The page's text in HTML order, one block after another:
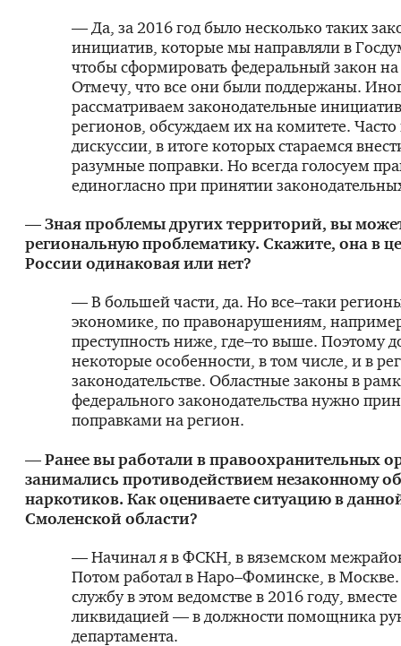
— Да, за 2016 год было несколько таких
инициатив, которые мы направляли в
чтобы сформировать федеральный закон на
Отмечу, что все они были поддержаны.
рассматриваем законодательные
регионов, обсуждаем их на комитете.
дискуссии, в итоге которых стараемся
разумные поправки. Но всегда голосуем
единогласно при принятии
— Зная проблемы других территорий, вы
региональную проблематику. Скажите, она в
России одинаковая или нет?
— В большей части, да. Но все–таки
экономике, по правонарушениям,
преступность ниже, где–то выше. Поэтому
некоторые особенности, в том числе, и в
законодательстве. Областные законы в
федерального законодательства нужно
поправками на регион.
— Ранее вы работали в правоохранительных
занимались противодействием незаконному
наркотиков. Как оцениваете ситуацию в
Смоленской области?
— Начинал я в ФСКН, в вяземском
Потом работал в Наро–Фоминске, в
службу в этом ведомстве в 2016 году, вместе
ликвидацией — в должности помощника
департамента.